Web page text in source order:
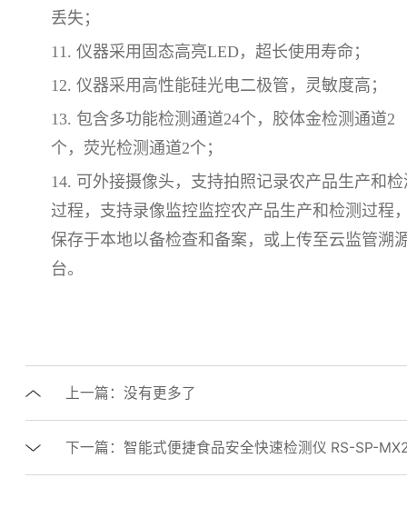
丢失；
11. 仪器采用固态高亮LED，超长使用寿命；
12. 仪器采用高性能硅光电二极管，灵敏度高；
13. 包含多功能检测通道24个，胶体金检测通道2
个，荧光检测通道2个；
14. 可外接摄像头，支持拍照记录农产品生产和检
过程，支持录像监控监控农产品生产和检测过程
保存于本地以备检查和备案，或上传至云监管溯
台。
上一篇：没有更多了
下一篇：智能式便捷食品安全快速检测仪 RS-SP-